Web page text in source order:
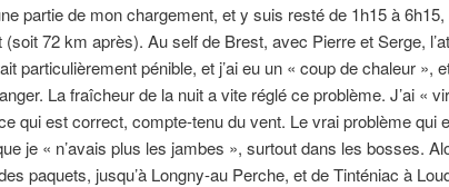
partie de mon chargement, et y suis resté de 1h15 à
72 km après). Au self de Brest, avec Pierre et Serge,
particulièrement pénible, et j’ai eu un « coup de chaleur »,
La fraîcheur de la nuit a vite réglé ce problème. J’ai «
qui est correct, compte-tenu du vent. Le vrai problème qui
je « n’avais plus les jambes », surtout dans les bosses.
des paquets, jusqu’à Longny-au Perche, et de Tinténiac à